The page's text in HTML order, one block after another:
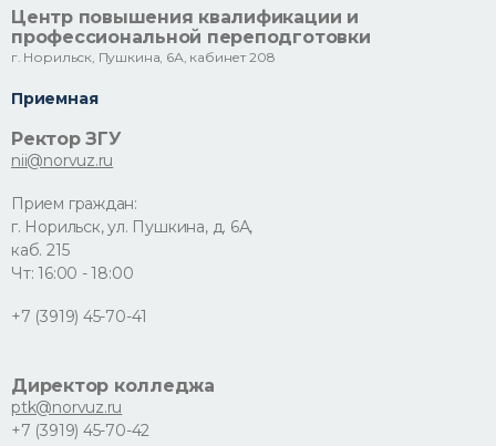
Центр повышения квалификации и
профессиональной переподготовки
г. Норильск, Пушкина, 6А, кабинет 208
Приемная
Ректор ЗГУ
nii@norvuz.ru
Прием граждан:
г. Норильск, ул. Пушкина, д. 6А,
каб. 215
Чт: 16:00 - 18:00
+7 (3919) 45-70-41
Директор колледжа
ptk@norvuz.ru
+7 (3919) 45-70-42